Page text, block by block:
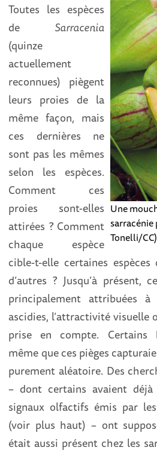
Une
sarracénie
Tonelli/
Toutes les espèces
de Sarracenia
(quinze
actuellement
reconnues) piègent
leurs proies de la
même façon, mais
ces dernières ne
sont pas les mêmes
selon les espèces.
Comment ces
proies sont-elles
attirées ? Comment
chaque espèce
cible-t-elle certaines
d’autres ? Jusqu’à présent,
principalement attribuées
ascidies, l’attractivité visuelle
prise en compte. Certains
même que ces pièges
purement aléatoire. Des
– dont certains avaient
signaux olfactifs émis par
(voir plus haut) – ont
était aussi présent chez les